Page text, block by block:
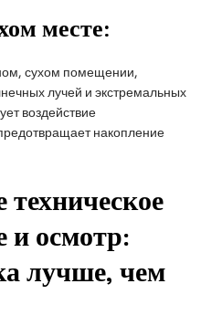
месте:
сухом помещении,
лучей и экстремальных
воздействие
накопление
техническое
и осмотр:
лучше, чем